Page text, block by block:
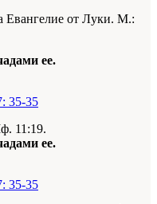
Евангелие от Луки. М.:
ее.
35-35
11:19.
ее.
35-35